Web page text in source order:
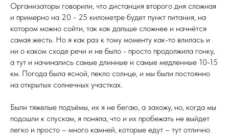
Организаторы говорили, что дистанция второго дня сложная
и примерно на 20 - 25 километре будет пункт питания, на
котором можно сойти, так как дальше сложнее и начнётся
самая жесть. Но я как раз к тому моменту как-то влилась и
ни о каком сходе речи и не было - просто продолжила гонку,
а тут и начинались самые длинные и самые медленные 10-15
км. Погода была ясной, пекло солнце, и мы были постоянно
на открытых солнечных участках.
Были тяжелые подъёмы, их я не бегаю, а захожу, но, когда мы
подошли к спускам, я поняла, что и их пробежать не выйдет
легко и просто – много камней, которые едут – тут отлично